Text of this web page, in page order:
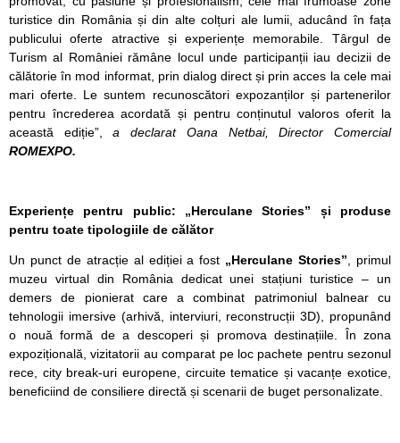
turistice din România și din alte colțuri ale lumii, aducând în fața
publicului oferte atractive și experiențe memorabile. Târgul de
Turism al României rămâne locul unde participanții iau decizii de
călătorie în mod informat, prin dialog direct și prin acces la cele mai
mari oferte. Le suntem recunoscători expozanților și partenerilor
pentru încrederea acordată și pentru conținutul valoros oferit la
această ediție”,a declarat Oana Netbai, Director Comercial
ROMEXPO.
Experiențe pentru public: „Herculane Stories” și produse
pentru toate tipologiile de călător
Un punct de atracție al ediției a fost „Herculane Stories” , primul
muzeu virtual din România dedicat unei stațiuni turistice – un
demers de pionierat care a combinat patrimoniul balnear cu
tehnologii imersive (arhivă, interviuri, reconstrucții 3D), propunând
o nouă formă de a descoperi și promova destinațiile. În zona
expozițională, vizitatorii au comparat pe loc pachete pentru sezonul
rece, city break-uri europene, circuite tematice și vacanțe exotice,
beneficiind de consiliere directă și scenarii de buget personalizate.